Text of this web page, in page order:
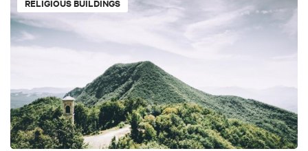
RELIGIOUS BUILDINGS